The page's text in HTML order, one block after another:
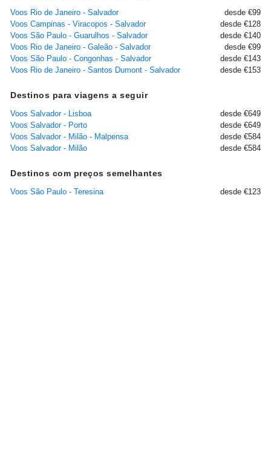
Voos Rio de Janeiro - Salvador
desde €99
Voos Campinas - Viracopos - Salvador
desde €128
Voos São Paulo - Guarulhos - Salvador
desde €140
Voos Rio de Janeiro - Galeão - Salvador
desde €99
Voos São Paulo - Congonhas - Salvador
desde €143
Voos Rio de Janeiro - Santos Dumont - Salvador
desde €153
Destinos para viagens a seguir
Voos Salvador - Lisboa
desde €649
Voos Salvador - Porto
desde €649
Voos Salvador - Milão - Malpensa
desde €584
Voos Salvador - Milão
desde €584
Destinos com preços semelhantes
Voos São Paulo - Teresina desde €123